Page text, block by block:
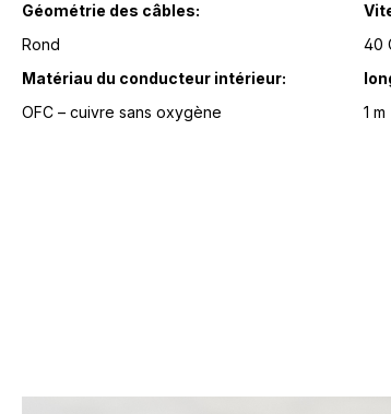
Géométrie des câbles:
Rond
Matériau du conducteur intérieur:
OFC – cuivre sans oxygène
40
1 m